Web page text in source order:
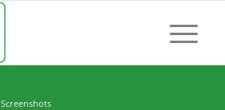
Screenshots